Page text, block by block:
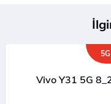
Vivo Y31 5G